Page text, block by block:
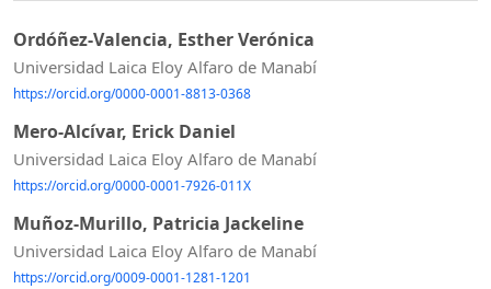
Ordóñez-Valencia, Esther Verónica
Universidad Laica Eloy Alfaro de Manabí
https://orcid.org/0000-0001-8813-0368
Mero-Alcívar, Erick Daniel
Universidad Laica Eloy Alfaro de Manabí
https://orcid.org/0000-0001-7926-011X
Muñoz-Murillo, Patricia Jackeline
Universidad Laica Eloy Alfaro de Manabí
https://orcid.org/0009-0001-1281-1201